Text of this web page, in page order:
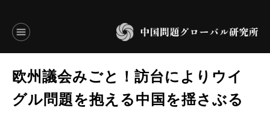
言語別アーカイブ
ENGLISH
欧州議会みごと！訪台によりウイ
グル問題を抱える中国を揺さぶる